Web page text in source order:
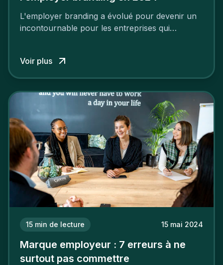
L'employer branding a évolué pour devenir un
incontournable pour les entreprises qui
Voir plus
15 min de lecture 15 mai 2024
Marque employeur : 7 erreurs à ne
surtout pas commettre